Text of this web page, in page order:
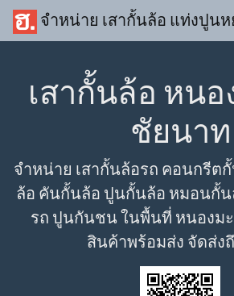
จำหน่าย เสากั้นล้อ แท่งปูน
เสากั้นล้อ หนอ
ชัยนาท
จำหน่าย เสากั้นล้อรถ คอนกรีต
ล้อ คันกั้นล้อ ปูนกั้นล้อ หมอนกั้
รถ ปูนกันชน ในพื้นที่ หนองม
สินค้าพร้อมส่ง จัดส่ง